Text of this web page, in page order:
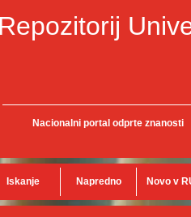
Repozitorij
Nacionalni portal odprte znanosti
Iskanje Napredno Novo v